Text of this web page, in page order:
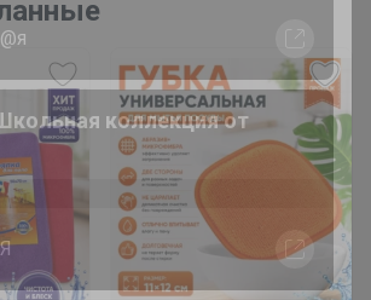
для девочки палаццо